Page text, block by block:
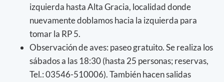
izquierda hasta Alta Gracia, localidad donde
nuevamente doblamos hacia la izquierda para
tomar la RP 5.
Observación de aves: paseo gratuito. Se realiza los
sábados a las 18:30 (hasta 25 personas; reservas,
Tel.: 03546-510006). También hacen salidas